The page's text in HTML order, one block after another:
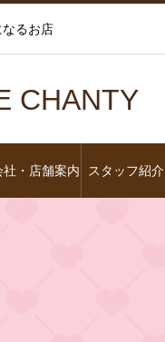
るお店
CHANTY
社・店舗案内 スタッフ紹介